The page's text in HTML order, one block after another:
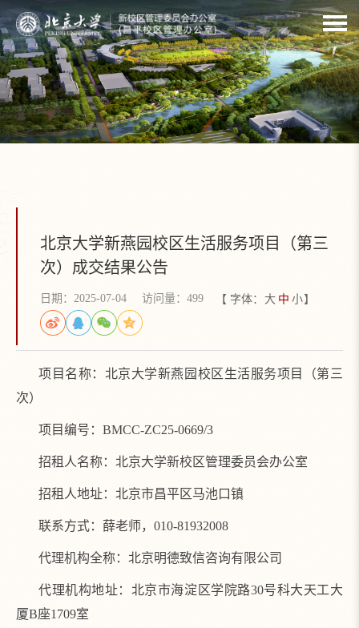
北京大学新燕园校区生活服务项目（第三
次）成交结果公告
日期：2025-07-04 访问量： 499 【 字体： 大 中 小】
项目名称：北京大学新燕园校区生活服务项目（第三
次）
项目编号：BMCC-ZC25-0669/3
招租人名称：北京大学新校区管理委员会办公室
招租人地址：北京市昌平区马池口镇
联系方式：薛老师，010-81932008
代理机构全称：北京明德致信咨询有限公司
代理机构地址：北京市海淀区学院路30号科大天工大
厦B座1709室